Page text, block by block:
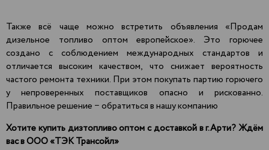
Также всё чаще можно встретить объявления «Продам
дизельное топливо оптом европейское». Это горючее
создано с соблюдением международных стандартов и
отличается высоким качеством, что снижает вероятность
частого ремонта техники. При этом покупать партию горючего
у непроверенных поставщиков опасно и рискованно.
Правильное решение − обратиться в нашу компанию
Хотите купить дизтопливо оптом с доставкой в г.Арти? Ждём
вас вООО «ТЭК Трансойл»